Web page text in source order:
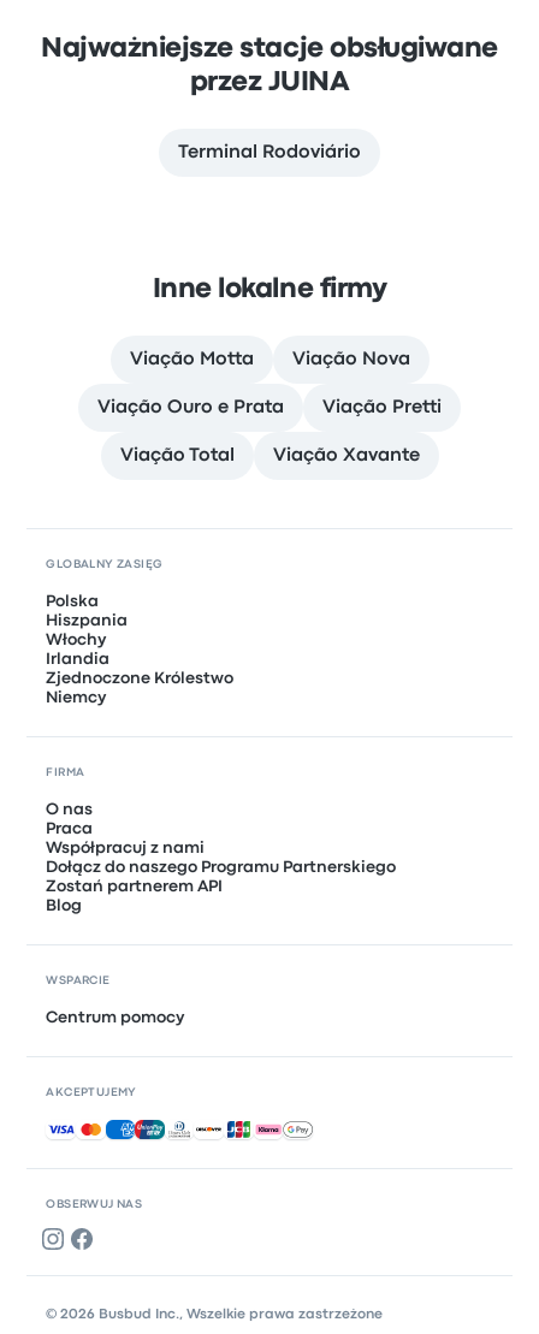
Najważniejsze stacje obsługiwane
przez JUINA
Terminal Rodoviário
Inne lokalne firmy
Viação Motta Viação Nova
Viação Ouro e Prata Viação Pretti
Viação Total Viação Xavante
OBSERWUJ NAS
GLOBALNY ZASIĘG
Polska
Hiszpania
Włochy
Irlandia
Zjednoczone Królestwo
Niemcy
FIRMA
O nas
Praca
Współpracuj z nami
Dołącz do naszego Programu Partnerskiego
Zostań partnerem API
Blog
WSPARCIE
Centrum pomocy
AKCEPTUJEMY
Akceptowane płatności
© 2026 Busbud Inc., Wszelkie prawa zastrzeżone